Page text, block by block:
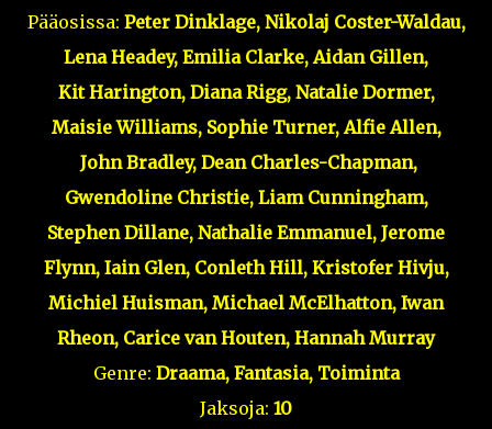
Pääosissa: Peter Dinklage, Nikolaj Coster-Waldau,
Lena Headey, Emilia Clarke,Aidan Gillen,
Kit Harington, Diana Rigg, Natalie Dormer,
Maisie Williams, Sophie Turner,Alfie Allen,
John Bradley, Dean Charles-Chapman,
Gwendoline Christie, Liam Cunningham,
Stephen Dillane, Nathalie Emmanuel, Jerome
Flynn, Iain Glen, Conleth Hill, Kristofer Hivju,
Michiel Huisman, Michael McElhatton, Iwan
Rheon, Carice van Houten, Hannah Murray
Genre: Draama, Fantasia, Toiminta
Jaksoja: 10